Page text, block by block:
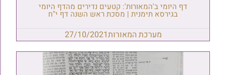
דף היומי ב'המאורות': קטעים נדירים מהדף היומי
בגירסא תימנית | מסכת ראש השנה דף י"ח
מערכת המאורות27/10/2021